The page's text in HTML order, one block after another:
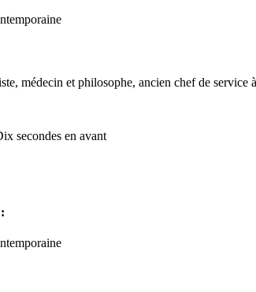
médecin et philosophe, ancien chef de service